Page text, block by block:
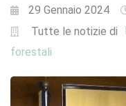
29 Gennaio 2024
Tutte le notizie di
forestali